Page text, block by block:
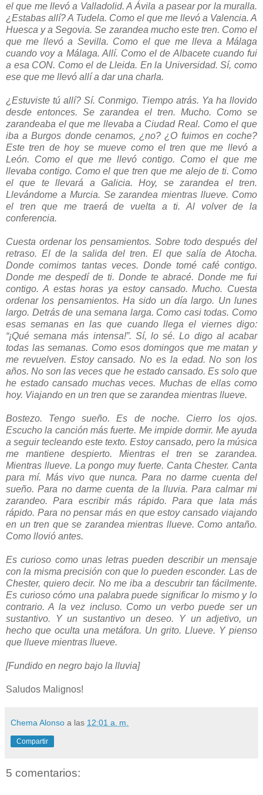
el que me llevó a Valladolid. A Ávila a pasear por la muralla.
¿Estabas allí? A Tudela. Como el que me llevó a Valencia. A
Huesca y a Segovia. Se zarandea mucho este tren. Como el
que me llevó a Sevilla. Como el que me lleva a Málaga
cuando voy a Málaga. Allí. Como el de Albacete cuando fui
a esa CON. Como el de Lleida. En la Universidad. Sí, como
ese que me llevó allí a dar una charla.
¿Estuviste tú allí? Sí. Conmigo. Tiempo atrás. Ya ha llovido
desde entonces. Se zarandea el tren. Mucho. Como se
zarandeaba el que me llevaba a Ciudad Real. Como el que
iba a Burgos donde cenamos, ¿no? ¿O fuimos en coche?
Este tren de hoy se mueve como el tren que me llevó a
León. Como el que me llevó contigo. Como el que me
llevaba contigo. Como el que tren que me alejo de ti. Como
el que te llevará a Galicia. Hoy, se zarandea el tren.
Llevándome a Murcia. Se zarandea mientras llueve. Como
el tren que me traerá de vuelta a ti. Al volver de la
conferencia.
Cuesta ordenar los pensamientos. Sobre todo después del
retraso. El de la salida del tren. El que salía de Atocha.
Donde comimos tantas veces. Donde tomé café contigo.
Donde me despedí de ti. Donde te abracé. Donde me fui
contigo. A estas horas ya estoy cansado. Mucho. Cuesta
ordenar los pensamientos. Ha sido un día largo. Un lunes
largo. Detrás de una semana larga. Como casi todas. Como
esas semanas en las que cuando llega el viernes digo:
“¡Qué semana más intensa!”. Sí, lo sé. Lo digo al acabar
todas las semanas. Como esos domingos que me matan y
me revuelven. Estoy cansado. No es la edad. No son los
años. No son las veces que he estado cansado. Es solo que
he estado cansado muchas veces. Muchas de ellas como
hoy. Viajando en un tren que se zarandea mientras llueve.
Bostezo. Tengo sueño. Es de noche. Cierro los ojos.
Escucho la canción más fuerte. Me impide dormir. Me ayuda
a seguir tecleando este texto. Estoy cansado, pero la música
me mantiene despierto. Mientras el tren se zarandea.
Mientras llueve. La pongo muy fuerte. Canta Chester. Canta
para mí. Más vivo que nunca. Para no darme cuenta del
sueño. Para no darme cuenta de la lluvia. Para calmar mi
zarandeo. Para escribir más rápido. Para que lata más
rápido. Para no pensar más en que estoy cansado viajando
en un tren que se zarandea mientras llueve. Como antaño.
Como llovió antes.
Es curioso como unas letras pueden describir un mensaje
con la misma precisión con que lo pueden esconder. Las de
Chester, quiero decir. No me iba a descubrir tan fácilmente.
Es curioso cómo una palabra puede significar lo mismo y lo
contrario. A la vez incluso. Como un verbo puede ser un
sustantivo. Y un sustantivo un deseo. Y un adjetivo, un
hecho que oculta una metáfora. Un grito. Llueve. Y pienso
que llueve mientras llueve.
[Fundido en negro bajo la lluvia]
Saludos Malignos!
Chema Alonso a las 12:01 a. m.
Compartir
5 comentarios: